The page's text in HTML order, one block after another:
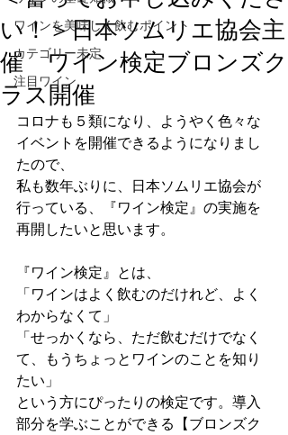
ワインを美味しく飲むポイント
カテゴリー未定
注目ワイン
い！＞日本ソムリエ協会主
催 ワイン検定ブロンズク
ラス開催
コロナも５類になり、ようやく色々な
イベントを開催できるようになりまし
たので、
私も数年ぶりに、日本ソムリエ協会が
行っている、『ワイン検定』の実施を
再開したいと思います。
『ワイン検定』とは、
「ワインはよく飲むのだけれど、よく
わからなくて」
「せっかくなら、ただ飲むだけでなく
て、もうちょっとワインのことを知り
たい」
という方にぴったりの検定です。導入
部分を学ぶことができる【ブロンズク